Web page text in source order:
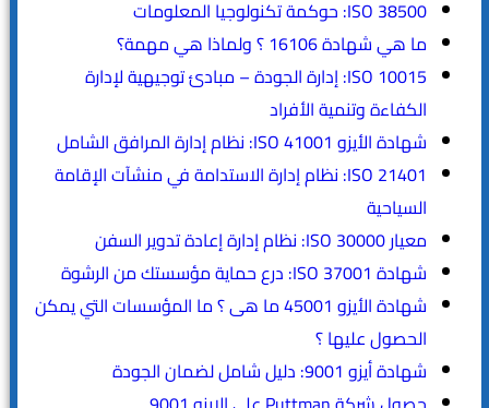
ISO 38500: حوكمة تكنولوجيا المعلومات
ما هي شهادة 16106 ؟ ولماذا هي مهمة؟
ISO 10015: إدارة الجودة – مبادئ توجيهية لإدارة
الكفاءة وتنمية الأفراد
شهادة الأيزو ISO 41001: نظام إدارة المرافق الشامل
ISO 21401: نظام إدارة الاستدامة في منشآت الإقامة
السياحية
معيار ISO 30000: نظام إدارة إعادة تدوير السفن
شهادة ISO 37001: درع حماية مؤسستك من الرشوة
شهادة الأيزو 45001 ما هى ؟ ما المؤسسات التي يمكن
الحصول عليها ؟
شهادة أيزو 9001: دليل شامل لضمان الجودة